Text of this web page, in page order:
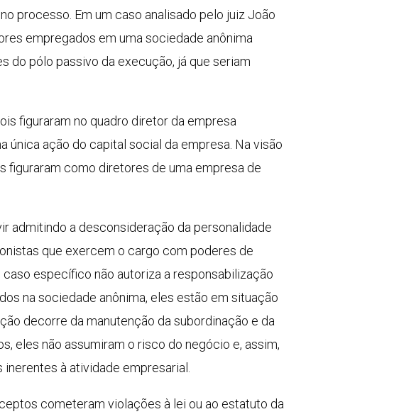
processo. Em um caso analisado pelo juiz João
empregados em uma sociedade anônima
do pólo passivo da execução, já que seriam
figuraram no quadro diretor da empresa
única ação do capital social da empresa. Na visão
figuraram como diretores de uma empresa de
admitindo a desconsideração da personalidade
que exercem o cargo com poderes de
específico não autoriza a responsabilização
na sociedade anônima, eles estão em situação
decorre da manutenção da subordinação e da
eles não assumiram o risco do negócio e, assim,
à atividade empresarial.
cometeram violações à lei ou ao estatuto da